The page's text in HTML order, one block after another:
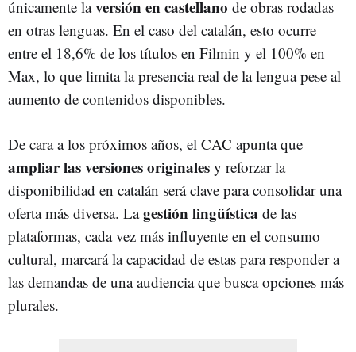
únicamente laversión en castellano de obras rodadas
en otras lenguas. En el caso del catalán, esto ocurre
entre el 18,6% de los títulos en Filmin y el 100% en
Max, lo que limita la presencia real de la lengua pese al
aumento de contenidos disponibles.
De cara a los próximos años, el CAC apunta que
ampliar las versiones originales y reforzar la
disponibilidad en catalán será clave para consolidar una
oferta más diversa. Lagestión lingüística de las
plataformas, cada vez más influyente en el consumo
cultural, marcará la capacidad de estas para responder a
las demandas de una audiencia que busca opciones más
plurales.